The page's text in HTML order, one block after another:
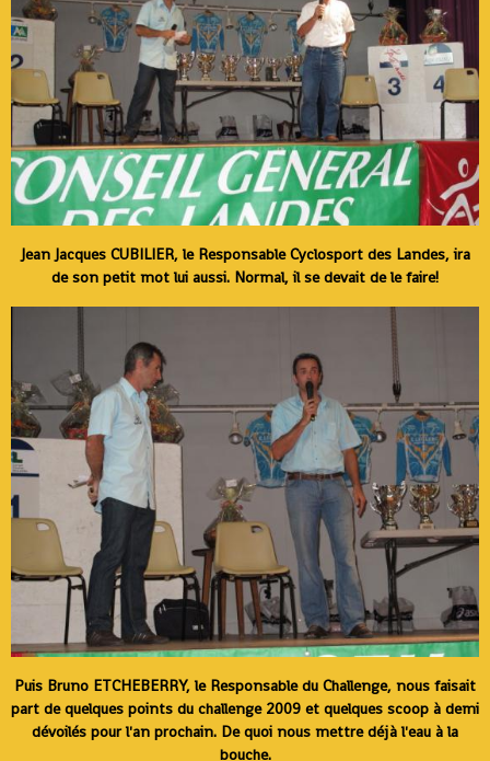
Jean Jacques CUBILIER, le Responsable Cyclosport des Landes, ira
de son petit mot lui aussi. Normal, il se devait de le faire!
Puis Bruno ETCHEBERRY, le Responsable du Challenge, nous faisait
part de quelques points du challenge 2009 et quelques scoop à demi
dévoilés pour l'an prochain. De quoi nous mettre déjà l'eau à la
bouche.